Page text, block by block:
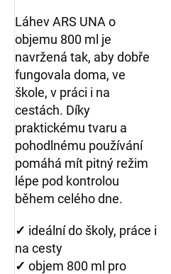
Láhev ARS UNA o
objemu 800 ml je
navržená tak, aby dobře
fungovala doma, ve
škole, v práci i na
cestách. Díky
praktickému tvaru a
pohodlnému používání
pomáhá mít pitný režim
lépe pod kontrolou
během celého dne.
✓ ideální do školy, práce i
na cesty
✓ objem 800 ml pro